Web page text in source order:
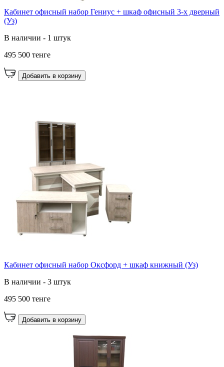
Кабинет офисный набор Гениус + шкаф офисный 3-х дверный
(Уз)
В наличии - 1 штук
495 500 тенге
Добавить в корзину
Кабинет офисный набор Оксфорд + шкаф книжный (Уз)
В наличии - 3 штук
495 500 тенге
Добавить в корзину